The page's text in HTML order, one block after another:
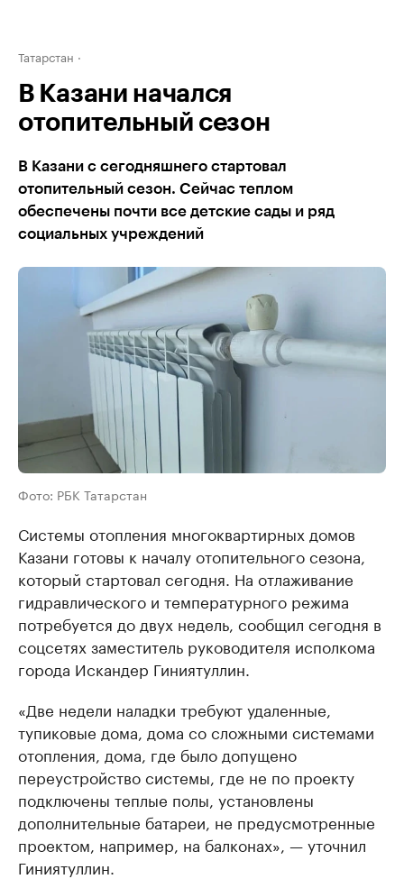
Татарстан
В Казани начался
отопительный сезон
В Казани с сегодняшнего стартовал
отопительный сезон. Сейчас теплом
обеспечены почти все детские сады и ряд
социальных учреждений
Фото: РБК Татарстан
Системы отопления многоквартирных домов
Казани готовы к началу отопительного сезона,
который стартовал сегодня. На отлаживание
гидравлического и температурного режима
потребуется до двух недель, сообщил сегодня в
соцсетях заместитель руководителя исполкома
города Искандер Гиниятуллин.
«Две недели наладки требуют удаленные,
тупиковые дома, дома со сложными системами
отопления, дома, где было допущено
переустройство системы, где не по проекту
подключены теплые полы, установлены
дополнительные батареи, не предусмотренные
проектом, например, на балконах», — уточнил
Гиниятуллин.